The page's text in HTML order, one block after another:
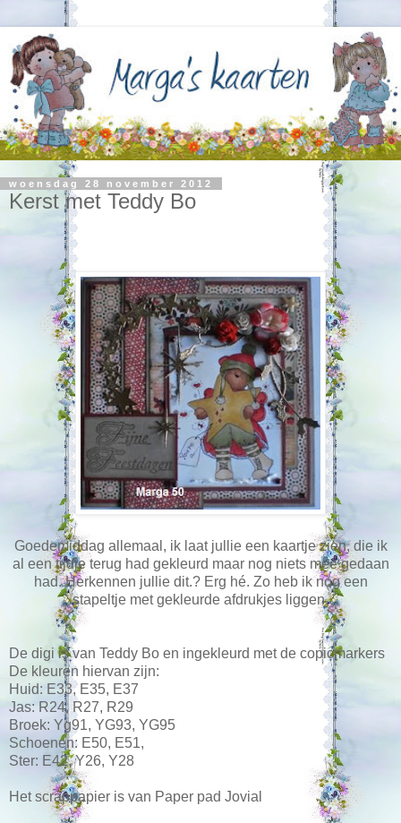
woensdag 28 november 2012
Kerst met Teddy Bo
Goedemiddag allemaal, ik laat jullie een kaartje zien, die ik
al een tijdje terug had gekleurd maar nog niets mee gedaan
had. Herkennen jullie dit.? Erg hé. Zo heb ik nog een
stapeltje met gekleurde afdrukjes liggen.
De digi is van Teddy Bo en ingekleurd met de copicmarkers
De kleuren hiervan zijn:
Huid: E33, E35, E37
Jas: R24, R27, R29
Broek: Yg91, YG93, YG95
Schoenen: E50, E51,
Ster: E42, Y26, Y28
Het scrappapier is van Paper pad Jovial